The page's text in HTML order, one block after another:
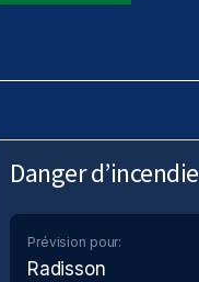
Danger d’incendie
Prévision pour:
Radisson